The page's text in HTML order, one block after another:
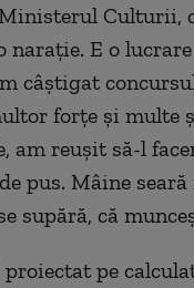
Culturii,
naraţie. E o
câştigat
forţe şi multe
am reuşit să-l
pus. Mâine
supără, că
pe